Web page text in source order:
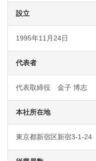
設立
1995年11月24日
代表者
代表取締役 金子 博志
本社所在地
東京都新宿区新宿3-1-